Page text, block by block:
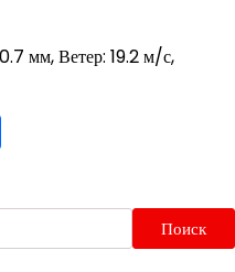
мм, Ветер: 19.2 м/с,
Поиск